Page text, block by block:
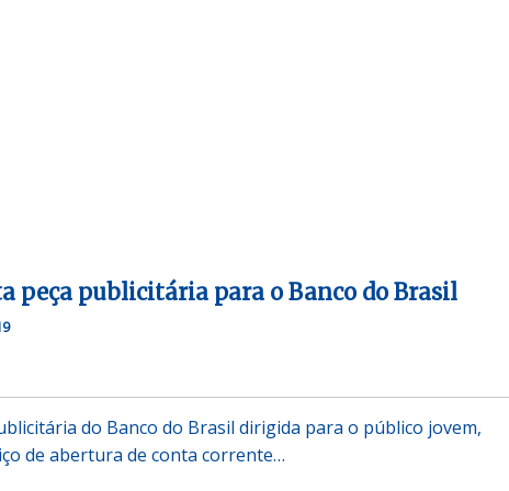
peça publicitária para o Banco do Brasil
do Banco do Brasil dirigida para o público jovem,
de abertura de conta corrente…